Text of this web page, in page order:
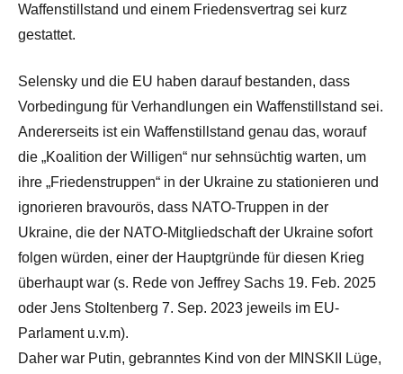
Waffenstillstand und einem Friedensvertrag sei kurz
gestattet.
Selensky und die EU haben darauf bestanden, dass
Vorbedingung für Verhandlungen ein Waffenstillstand sei.
Andererseits ist ein Waffenstillstand genau das, worauf
die „Koalition der Willigen“ nur sehnsüchtig warten, um
ihre „Friedenstruppen“ in der Ukraine zu stationieren und
ignorieren bravourös, dass NATO-Truppen in der
Ukraine, die der NATO-Mitgliedschaft der Ukraine sofort
folgen würden, einer der Hauptgründe für diesen Krieg
überhaupt war (s. Rede von Jeffrey Sachs 19. Feb. 2025
oder Jens Stoltenberg 7. Sep. 2023 jeweils im EU-
Parlament u.v.m).
Daher war Putin, gebranntes Kind von der MINSKII Lüge,